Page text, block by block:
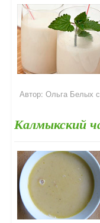
Автор: Ольга Белых
Калмыкский